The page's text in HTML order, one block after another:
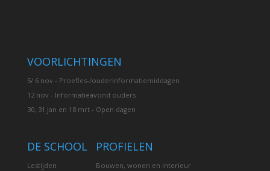
VOORLICHTINGEN
5/ 6 nov - Proefles-/ouderinformatiemiddagen
12 nov - Informatieavond ouders
30, 31 jan en 18 mrt - Open dagen
DE SCHOOL
Lestijden
PROFIELEN
Bouwen, wonen en interieur